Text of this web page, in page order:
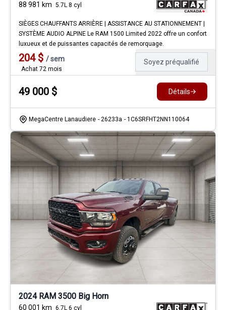
88 981 km 5.7L 8 cyl
SIÈGES CHAUFFANTS ARRIÈRE | ASSISTANCE AU STATIONNEMENT |
SYSTÈME AUDIO ALPINE Le RAM 1500 Limited 2022 offre un confort
luxueux et de puissantes capacités de remorquage.
204$ /sem
Achat 72 mois
Soyez préqualifié
49 000 $ Détails
MegaCentre Lanaudiere - 26233a - 1C6SRFHT2NN110064
2024 RAM 3500 Big Horn
60 001 km 6.7L 6 cyl